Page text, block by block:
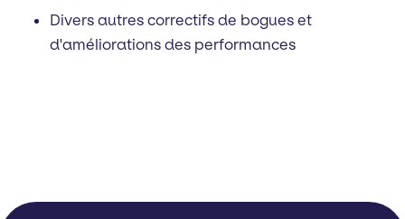
Divers autres correctifs de bogues et
d'améliorations des performances